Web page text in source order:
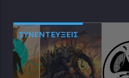
ΣΥΝΕΝΤΕΥΞΕΙΣ